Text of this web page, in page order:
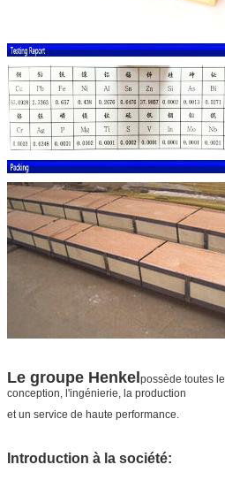
Le groupe Henkelpossède toutes
conception, l'ingénierie, la production
et un service de haute performance.
Introduction à la société: